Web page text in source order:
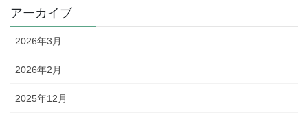
アーカイブ
2026年3月
2026年2月
2025年12月